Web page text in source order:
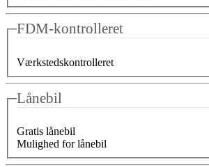
FDM-kontrolleret
Værkstedskontrolleret
Lånebil
Gratis lånebil
Mulighed for lånebil